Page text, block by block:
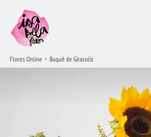
Flores Online Buquê de Girassóis